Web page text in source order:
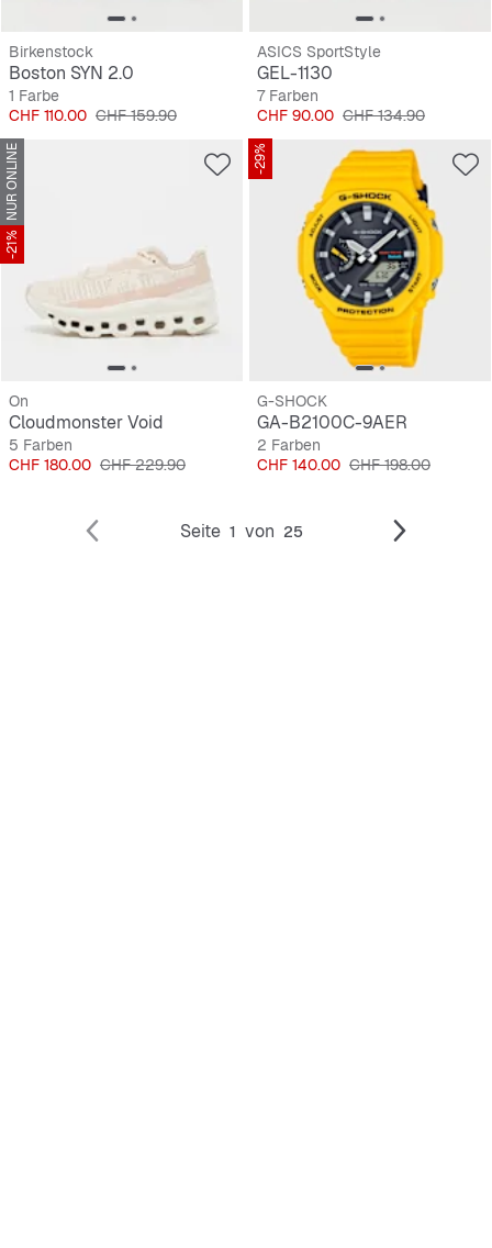
Birkenstock
Boston SYN 2.0
1 Farbe
Preis
CHF 110.00 Originalpreis
CHF 159.90
ASICS SportStyle
GEL-1130
7 Farben
Preis
CHF 90.00 Originalpreis
CHF 134.90
NUR ONLINE
-21%
On
Cloudmonster Void
5 Farben
Preis
CHF 180.00 Originalpreis
CHF 229.90
-29%
G-SHOCK
GA-B2100C-9AER
2 Farben
Preis
CHF 140.00 Originalpreis
CHF 198.00
Seite 1 von 25